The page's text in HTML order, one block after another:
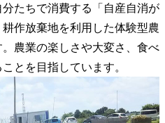
たちで消費する「自産自消が
作放棄地を利用した体験型農
農業の楽しさや大変さ、食べ
とを目指しています。